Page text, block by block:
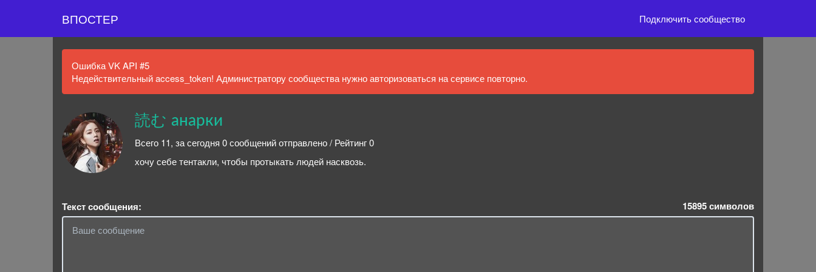
ВПОСТЕР Подключить сообщество
Ошибка VK API #5
Недействительный access_token! Администратору сообщества нужно авторизоваться на сервисе повторно.
読む анарки
Всего 11, за сегодня 0 сообщений отправлено / Рейтинг 0
хочу себе тентакли, чтобы протыкать людей насквозь.
Текст сообщения: 15895символов